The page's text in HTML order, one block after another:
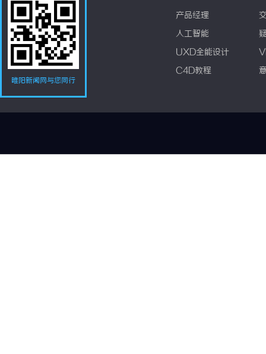
睢阳新闻网与您同行
产品经理
人工智能
UXD全能设计
C4D教程